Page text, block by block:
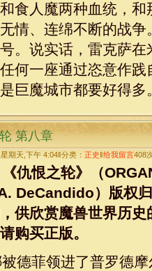
食人魔两种血统，
情、连绵不断的战
。说实话，雷克萨
何一座通过恣意作
巨魔城市都要好得
第八章
期天,下午 4:04‖分类： 正史 给我留言408
《仇恨之轮》（
DeCandido）版权
供欣赏魔兽世界历
购买正版。
德菲领进了普罗德